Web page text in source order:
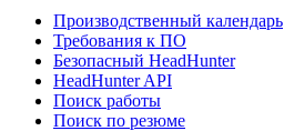
Производственный календарь
Требования к ПО
Безопасный HeadHunter
HeadHunter API
Поиск работы
Поиск по резюме